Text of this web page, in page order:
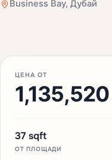
Business Bay, Дубай
ЦЕНА ОТ
37 sqft
ОТ ПЛОЩАДИ